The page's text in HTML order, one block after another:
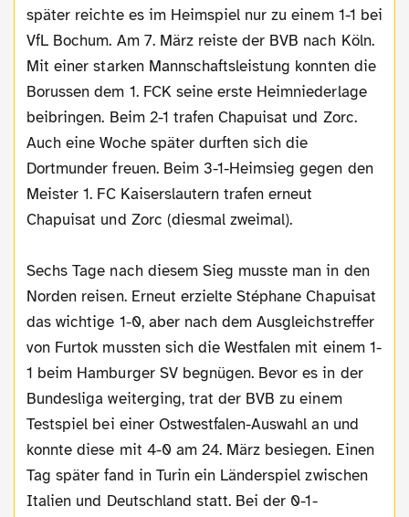
später reichte es im Heimspiel nur zu einem 1-1 bei
VfL Bochum. Am 7. März reiste der BVB nach Köln.
Mit einer starken Mannschaftsleistung konnten die
Borussen dem 1. FCK seine erste Heimniederlage
beibringen. Beim 2-1 trafen Chapuisat und Zorc.
Auch eine Woche später durften sich die
Dortmunder freuen. Beim 3-1-Heimsieg gegen den
Meister 1. FC Kaiserslautern trafen erneut
Chapuisat und Zorc (diesmal zweimal).
Sechs Tage nach diesem Sieg musste man in den
Norden reisen. Erneut erzielte Stéphane Chapuisat
das wichtige 1-0, aber nach dem Ausgleichstreffer
von Furtok mussten sich die Westfalen mit einem 1-
1 beim Hamburger SV begnügen. Bevor es in der
Bundesliga weiterging, trat der BVB zu einem
Testspiel bei einer Ostwestfalen-Auswahl an und
konnte diese mit 4-0 am 24. März besiegen. Einen
Tag später fand in Turin ein Länderspiel zwischen
Italien und Deutschland statt. Bei der 0-1-